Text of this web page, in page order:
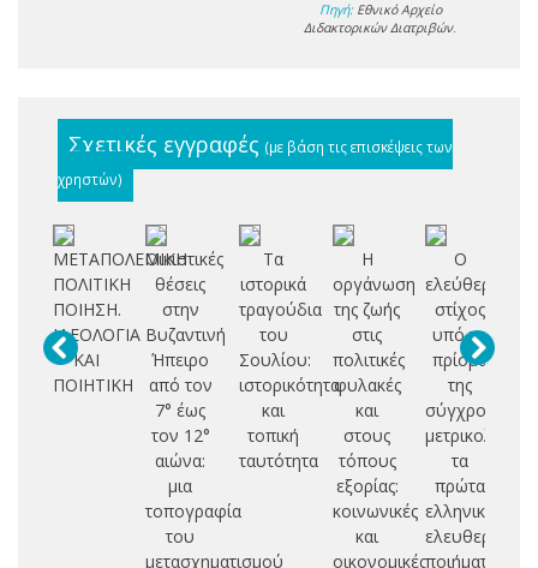
Πηγή: Εθνικό Αρχείο
Διδακτορικών Διατριβών.
Σχετικές εγγραφές (με βάση τις επισκέψεις των
χρηστών)
ΜΕΤΑΠΟΛΕΜΙΚΗ
ΠΟΛΙΤΙΚΗ
ΠΟΙΗΣΗ.
ΙΔΕΟΛΟΓΙΑ
ΚΑΙ
ΠΟΙΗΤΙΚΗ
Οικιστικές
θέσεις
στην
Βυζαντινή
Ήπειρο
από τον
7° έως
τον 12°
αιώνα:
μια
τοπογραφία
του
μετασχηματισμού
Τα
ιστορικά
τραγούδια
του
Σουλίου:
ιστορικότητα
και
τοπική
ταυτότητα
Η
οργάνωση
της ζωής
στις
πολιτικές
φυλακές
και
στους
τόπους
εξορίας:
κοινωνικές
και
οικονομικές
Ο
ελεύθερος
στίχος
υπό το
πρίσμα
της
σύγχρονης
τα
πρώτα
ελληνικά
ποιήματα